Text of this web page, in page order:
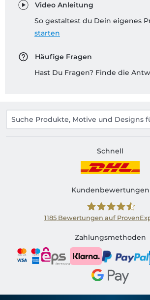
Video Anleitung
So gestaltest du Dein eigenes
starten
Häufige Fragen
Hast Du Fragen? Finde die
Schnell
Kundenbewertungen
Shirtinator AT
1185Bewertungen auf
Zahlungsmethoden